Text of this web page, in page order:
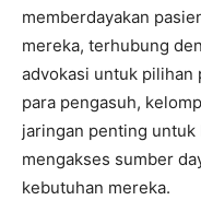
memberdayakan
mereka, terhubung
advokasi untuk pilihan
para pengasuh,
jaringan penting untuk
mengakses sumber
kebutuhan mereka.